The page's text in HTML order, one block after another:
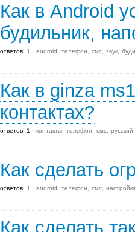
Как в Android
будильник,
ответов: 1 android телефон смс звук
Как в ginza
контактах?
ответов: 1 контакты телефон смс русский
Как сделать
ответов: 1 android телефон смс настройка
Как сделать